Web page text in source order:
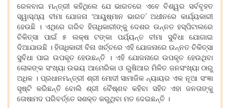
ରେଳବାଇ ମନ୍ତ୍ରୀ କହିଥିଲେ ଯେ ଭାରତରେ ଏବେ ବିଶ୍ୱର ସର୍ବବୃହତ
ସ୍ୱାସ୍ଥ୍ୟ ବୀମା ଯୋଜନା ‘ଆୟୁଷ୍ମାନ ଭାରତ’ ଅଧୀନରେ କାର୍ଯ୍ୟକାରୀ
ହେଉଛି । ଏଥିରେ ଗରିବ ହିତାଧିକାରୀଙ୍କୁ ଦେଶର ଉନ୍ନତ ହସ୍ପିଟାଲରେ
ଚିକିତ୍ସା ପାଇଁ ୫ ଲକ୍ଷ ଟଙ୍କା ପର୍ଯ୍ୟନ୍ତ ବୀମା ସୁବିଧା ଯୋଗାଇ
ଦିଆଯାଉଛି । ହିତାଧିକାରୀ ବିନା ଖର୍ଚ୍ଚରେ ଏହି ଯୋଜନାରେ ଉନ୍ନତ ଚିକିତ୍ସା
ସୁବିଧା ପାଇ ଉପକୃତ ହେଉଛନ୍ତି । ଏହି ଯୋଜନାରେ ଉପକୃତ ହେଉଥିବା
ଲୋକଙ୍କ ସଂଖ୍ୟା ଉଭୟ ଆମେରିକା ଓ ରୁଷିଆର ମିଳିତ ଜନସଂଖ୍ୟା ଠାରୁ
ଅଧିକ । ପ୍ରଧାନମନ୍ତ୍ରୀ ଶ୍ରୀ ମୋଦୀ ସାମାଜିକ ନ୍ୟାୟର ଏକ ନୂଆ ସଂଜ୍ଞା
ସୃଷ୍ଟି କରିଛନ୍ତି ବୋଲି ଶ୍ରୀ ବୈଷ୍ଣବ କହିବା ସହିତ ଏହା ଜନତାଙ୍କୁ
ତୋଷାମଦ ପରିବର୍ତ୍ତେ ସଶକ୍ତ କରୁଥିବା ମତ ଦେଇଛନ୍ତି ।